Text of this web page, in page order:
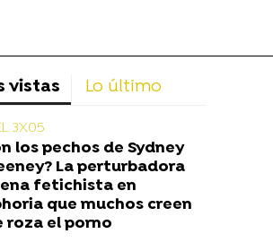
vistas Lo último
3X05
los pechos de Sydney
La perturbadora
fetichista en
que muchos creen
roza el porno